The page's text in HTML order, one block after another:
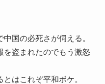
国の必死さが伺える。
を盗まれたのでもう激怒
はこれぞ平和ボケ。